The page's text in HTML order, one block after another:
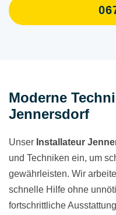
Moderne
Jennersdorf
Unser Installateur
und Techniken ein, um
gewährleisten. Wir
schnelle Hilfe ohne
fortschrittliche